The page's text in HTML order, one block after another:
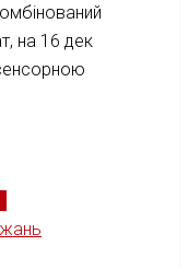
на 16 дек